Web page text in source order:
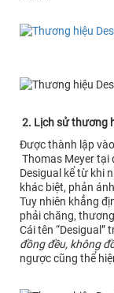
2. Lịch sử thương
Được thành lập vào
Thomas Meyer tại
Desigual kể từ khi
khác biệt, phản
Tuy nhiên khẳng
phải chăng,
Cái tên “Desigual”
đồng đều, không
ngược cũng thể